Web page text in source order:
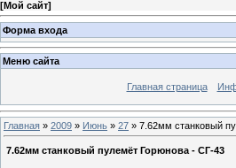
[Мой сайт]
Форма входа
Меню сайта
Главная страница
Главная » 2009 » Июнь » 27 » 7.62мм станковый
7.62мм станковый пулемёт Горюнова - СГ-43